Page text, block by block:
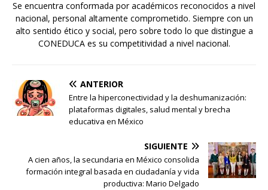
Se encuentra conformada por académicos reconocidos a nivel
nacional, personal altamente comprometido. Siempre con un
alto sentido ético y social, pero sobre todo lo que distingue a
CONEDUCA es su competitividad a nivel nacional.
ANTERIOR
Entre la hiperconectividad y la deshumanización:
plataformas digitales, salud mental y brecha
educativa en México
SIGUIENTE
A cien años, la secundaria en México consolida
formación integral basada en ciudadanía y vida
productiva: Mario Delgado